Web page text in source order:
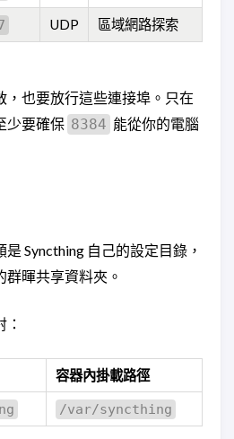
UDP 區域網路探索
，也要放行這些連接埠。只在
少要確保 8384 能從你的電腦
Syncthing 自己的設定目錄，
暉共享資料夾。
容器內掛載路徑
/var/syncthing